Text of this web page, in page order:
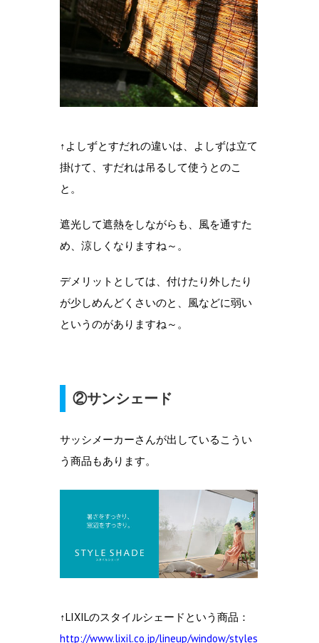
↑よしずとすだれの違いは、よしずは立て
掛けて、すだれは吊るして使うとのこ
と。
遮光して遮熱をしながらも、風を通すた
め、涼しくなりますね～。
デメリットとしては、付けたり外したり
が少しめんどくさいのと、風などに弱い
というのがありますね～。
②サンシェード
サッシメーカーさんが出しているこうい
う商品もあります。
↑LIXILのスタイルシェードという商品：
http://www.lixil.co.jp/lineup/window/styles